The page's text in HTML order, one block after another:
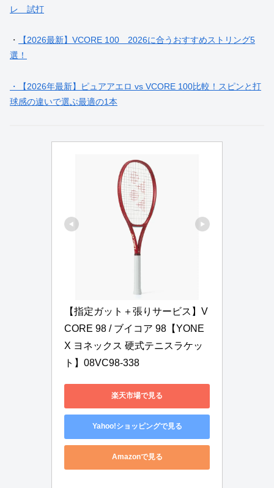
レ 試打
・
【2026最新】VCORE 100 2026に合うおすすめストリング5
選！
・【2026年最新】ピュアアエロ vs VCORE 100比較！スピンと打
球感の違いで選ぶ最適の1本
【指定ガット＋張りサービス】V
CORE 98 / ブイコア 98【YONE
X ヨネックス 硬式テニスラケッ
ト】08VC98-338
楽天市場で見る
Yahoo!ショッピングで見る
Amazonで見る